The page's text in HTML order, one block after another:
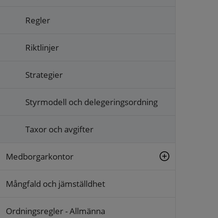
Regler
Riktlinjer
Strategier
Styrmodell och delegeringsordning
Taxor och avgifter
Medborgarkontor
Mångfald och jämställdhet
Ordningsregler - Allmänna